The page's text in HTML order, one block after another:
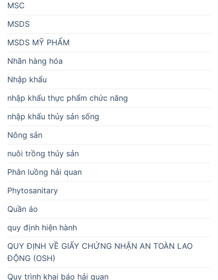
MSC
MSDS
MSDS MỸ PHẨM
Nhãn hàng hóa
Nhập khẩu
nhập khẩu thực phẩm chức năng
nhập khẩu thủy sản sống
Nông sản
nuôi trồng thủy sản
Phân luồng hải quan
Phytosanitary
Quần áo
quy định hiện hành
QUY ĐỊNH VỀ GIẤY CHỨNG NHẬN AN TOÀN LAO
ĐỘNG (OSH)
Quy trình khai báo hải quan